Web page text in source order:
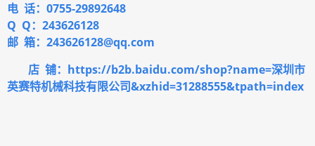
电 话：0755-29892648
Q Q：243626128
邮 箱：243626128@qq.com
店 铺：https://b2b.baidu.com/shop?name=深圳市
英赛特机械科技有限公司&xzhid=31288555&tpath=index